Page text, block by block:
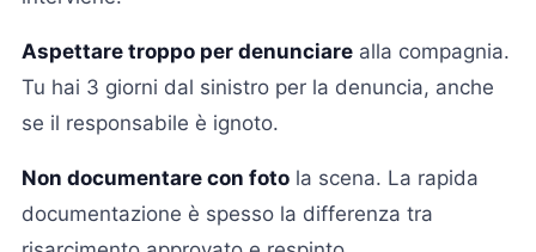
Aspettare troppo per denunciare alla compagnia.
Tu hai 3 giorni dal sinistro per la denuncia, anche
se il responsabile è ignoto.
Non documentare con foto la scena. La rapida
documentazione è spesso la differenza tra